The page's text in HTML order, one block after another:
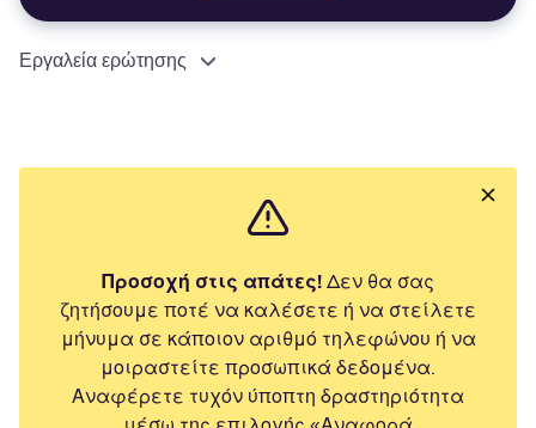
Εργαλεία ερώτησης
Προσοχή στις απάτες! Δεν θα σας
ζητήσουμε ποτέ να καλέσετε ή να στείλετε
μήνυμα σε κάποιον αριθμό τηλεφώνου ή να
μοιραστείτε προσωπικά δεδομένα.
Αναφέρετε τυχόν ύποπτη δραστηριότητα